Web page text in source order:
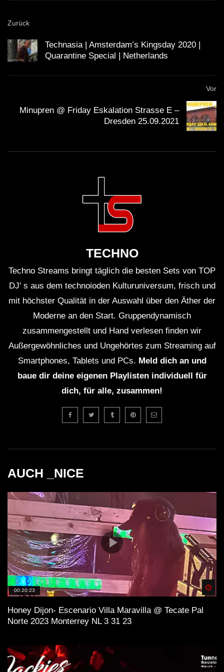
Zurück
Technasia | Amsterdam’s Kingsday 2020 |
Quarantine Special | Netherlands
Vor
Minupren @ Friday Eskalation Strasse E –
Dresden 25.09.2021
TECHNO
Techno Streams bringt täglich die besten Sets von TOP
DJ' s aus dem technoioden Kulturuniversum, frisch und
mit höchster Qualität in der Auswahl über den Äther der
Moderne an den Start. Gruppendynamisch
zusammengestellt und Hand verlesen finden wir
Außergewöhnliches und Ungehörtes zum Streaming auf
Smartphones, Tablets und PCs. Meld dich an und
baue dir deine eigenen Playlisten individuell für
dich, für alle, zusammen!
AUCH _NICE
00:20:23
Honey Dijon- Escenario Villa Maravilla @ Tecate Pal
Norte 2023 Monterrey NL 3 31 23